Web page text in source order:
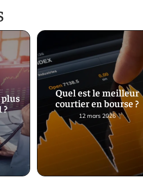
?
Quel est le meilleur
courtier en bourse ?
12 mars 2026